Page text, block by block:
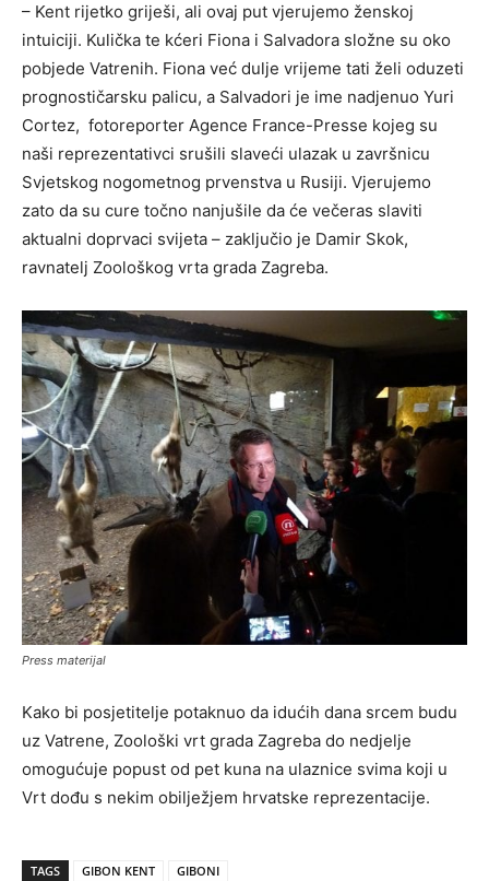
– Kent rijetko griješi, ali ovaj put vjerujemo ženskoj
intuiciji. Kulička te kćeri Fiona i Salvadora složne su oko
pobjede Vatrenih. Fiona već dulje vrijeme tati želi oduzeti
prognostičarsku palicu, a Salvadori je ime nadjenuo Yuri
Cortez, fotoreporter Agence France-Presse kojeg su
naši reprezentativci srušili slaveći ulazak u završnicu
Svjetskog nogometnog prvenstva u Rusiji. Vjerujemo
zato da su cure točno nanjušile da će večeras slaviti
aktualni doprvaci svijeta – zaključio je Damir Skok,
ravnatelj Zoološkog vrta grada Zagreba.
Press materijal
Kako bi posjetitelje potaknuo da idućih dana srcem budu
uz Vatrene, Zoološki vrt grada Zagreba do nedjelje
omogućuje popust od pet kuna na ulaznice svima koji u
Vrt dođu s nekim obilježjem hrvatske reprezentacije.
TAGS GIBON KENT
GIBONI